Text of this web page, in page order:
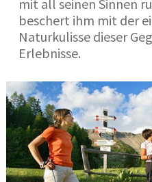
mit all seinen Sinnen
beschert ihm mit der
Naturkulisse dieser
Erlebnisse.